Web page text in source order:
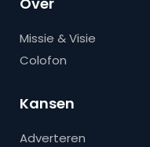
Missie & Visie
Colofon
Kansen
Adverteren